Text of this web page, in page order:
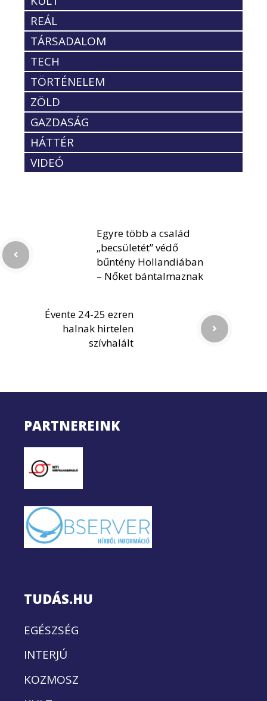
REÁL
TÁRSADALOM
TECH
TÖRTÉNELEM
ZÖLD
GAZDASÁG
HÁTTÉR
VIDEÓ
Egyre több a család
„becsületét” védő
bűntény Hollandiában
– Nőket bántalmaznak
Évente 24-25 ezren
halnak hirtelen
szívhalált
PARTNEREINK
TUDÁS.HU
EGÉSZSÉG
INTERJÚ
KOZMOSZ